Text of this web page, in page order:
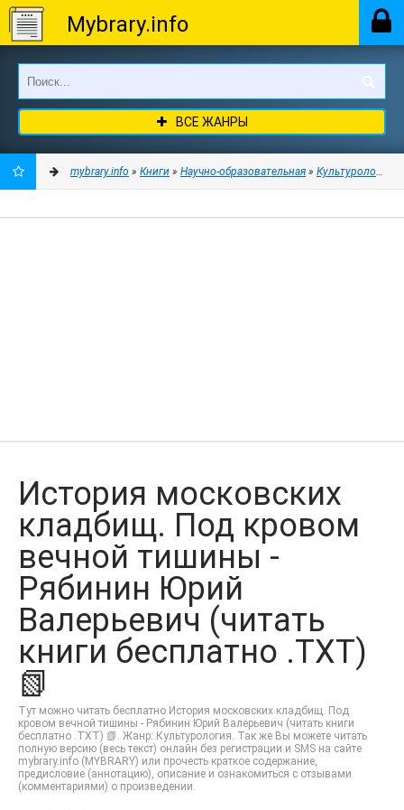
Mybrary.info
ВСЕ ЖАНРЫ
mybrary.info » Книги » Научно-образовательная » Культурология
История московских
кладбищ. Под кровом
вечной тишины -
Рябинин Юрий
Валерьевич (читать
книги бесплатно .TXT)
📗
Тут можно читать бесплатно История московских кладбищ. Под
кровом вечной тишины - Рябинин Юрий Валерьевич (читать книги
бесплатно .TXT) 📗. Жанр: Культурология. Так же Вы можете читать
полную версию (весь текст) онлайн без регистрации и SMS на сайте
mybrary.info (MYBRARY) или прочесть краткое содержание,
предисловие (аннотацию), описание и ознакомиться с отзывами
(комментариями) о произведении.